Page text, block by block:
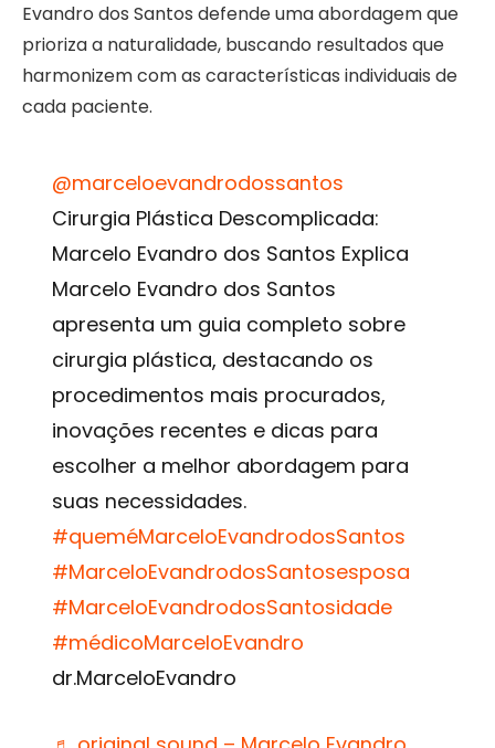
Evandro dos Santos defende uma abordagem que
prioriza a naturalidade, buscando resultados que
harmonizem com as características individuais de
cada paciente.
@marceloevandrodossantos
Cirurgia Plástica Descomplicada:
Marcelo Evandro dos Santos Explica
Marcelo Evandro dos Santos
apresenta um guia completo sobre
cirurgia plástica, destacando os
procedimentos mais procurados,
inovações recentes e dicas para
escolher a melhor abordagem para
suas necessidades.
#queméMarceloEvandrodosSantos
#MarceloEvandrodosSantosesposa
#MarceloEvandrodosSantosidade
#médicoMarceloEvandro
dr.MarceloEvandro